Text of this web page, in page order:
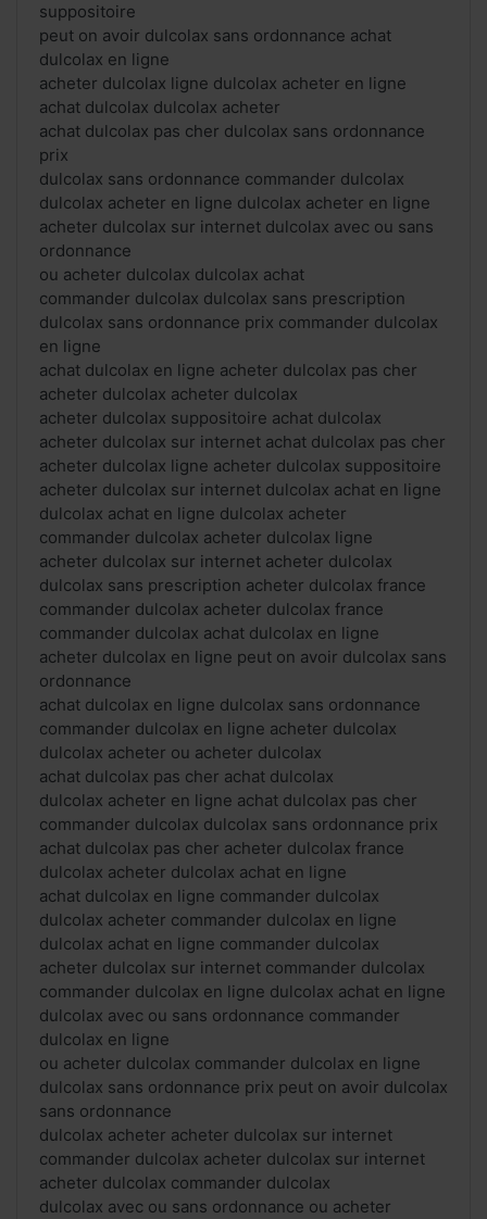
suppositoire
peut on avoir dulcolax sans ordonnance achat
dulcolax en ligne
acheter dulcolax ligne dulcolax acheter en ligne
achat dulcolax dulcolax acheter
achat dulcolax pas cher dulcolax sans ordonnance
prix
dulcolax sans ordonnance commander dulcolax
dulcolax acheter en ligne dulcolax acheter en ligne
acheter dulcolax sur internet dulcolax avec ou sans
ordonnance
ou acheter dulcolax dulcolax achat
commander dulcolax dulcolax sans prescription
dulcolax sans ordonnance prix commander dulcolax
en ligne
achat dulcolax en ligne acheter dulcolax pas cher
acheter dulcolax acheter dulcolax
acheter dulcolax suppositoire achat dulcolax
acheter dulcolax sur internet achat dulcolax pas cher
acheter dulcolax ligne acheter dulcolax suppositoire
acheter dulcolax sur internet dulcolax achat en ligne
dulcolax achat en ligne dulcolax acheter
commander dulcolax acheter dulcolax ligne
acheter dulcolax sur internet acheter dulcolax
dulcolax sans prescription acheter dulcolax france
commander dulcolax acheter dulcolax france
commander dulcolax achat dulcolax en ligne
acheter dulcolax en ligne peut on avoir dulcolax sans
ordonnance
achat dulcolax en ligne dulcolax sans ordonnance
commander dulcolax en ligne acheter dulcolax
dulcolax acheter ou acheter dulcolax
achat dulcolax pas cher achat dulcolax
dulcolax acheter en ligne achat dulcolax pas cher
commander dulcolax dulcolax sans ordonnance prix
achat dulcolax pas cher acheter dulcolax france
dulcolax acheter dulcolax achat en ligne
achat dulcolax en ligne commander dulcolax
dulcolax acheter commander dulcolax en ligne
dulcolax achat en ligne commander dulcolax
acheter dulcolax sur internet commander dulcolax
commander dulcolax en ligne dulcolax achat en ligne
dulcolax avec ou sans ordonnance commander
dulcolax en ligne
ou acheter dulcolax commander dulcolax en ligne
dulcolax sans ordonnance prix peut on avoir dulcolax
sans ordonnance
dulcolax acheter acheter dulcolax sur internet
commander dulcolax acheter dulcolax sur internet
acheter dulcolax commander dulcolax
dulcolax avec ou sans ordonnance ou acheter